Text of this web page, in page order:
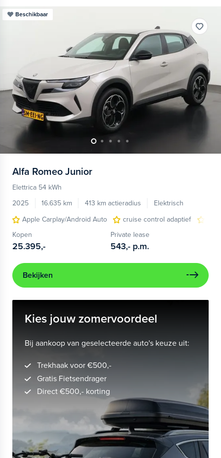
Beschikbaar
Alfa Romeo Junior
Elettrica 54 kWh
2025
16.635 km 413 km actieradius
Elektrisch
Apple Carplay/Android Auto
cruise control adaptief
Kopen
25.395,-
Private lease
543,- p.m.
Bekijken
Kies jouw zomervoordeel
Bij aankoop van geselecteerde auto's keuze uit:
Trekhaak voor €500,-
Gratis Fietsendrager
Direct €500,- korting